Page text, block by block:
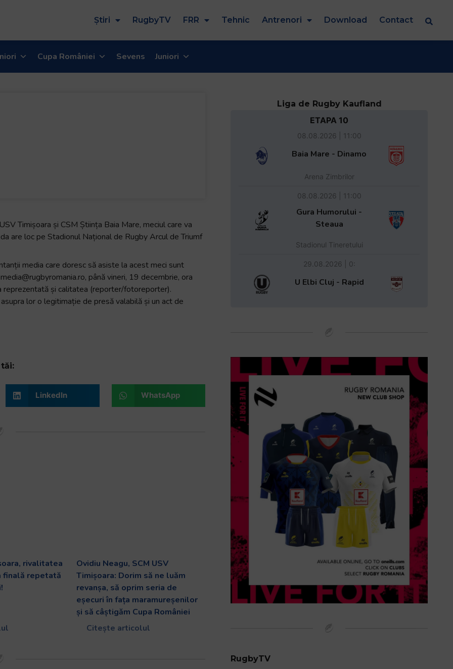
Știri RugbyTV FRR Tehnic Antrenori Download Contact
Cupa României Sevens Juniori
Timișoara și CSM Știința Baia Mare, meciul care va
are loc pe Stadionul Național de Rugby Arcul de Triumf
media care doresc să asiste la acest meci sunt
până vineri, 19 decembrie, ora
reprezentată și calitatea (reporter/fotoreporter).
lor o legitimație de presă valabilă și un act de
LinkedIn WhatsApp
rivalitatea
finală repetată
Ovidiu Neagu, SCM USV
Timișoara: Dorim să ne luăm
revanșa, să oprim seria de
eșecuri în fața maramureșenilor
și să câștigăm Cupa României
Citește articolul
Liga de Rugby Kaufland
ETAPA 10
08.08.2026 | 11:00
Baia Mare - Dinamo
Arena Zimbrilor
08.08.2026 | 11:00
Gura Humorului -
Steaua
Stadionul Tineretului
29.08.2026 | 0:
U Elbi Cluj - Rapid
RugbyTV